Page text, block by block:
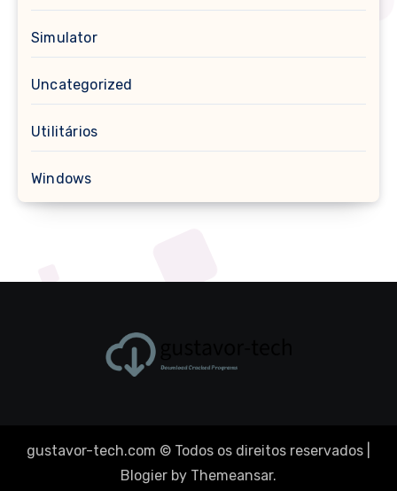
Simulator
Uncategorized
Utilitários
Windows
gustavor-tech.com © Todos os direitos reservados
Blogier by Themeansar.